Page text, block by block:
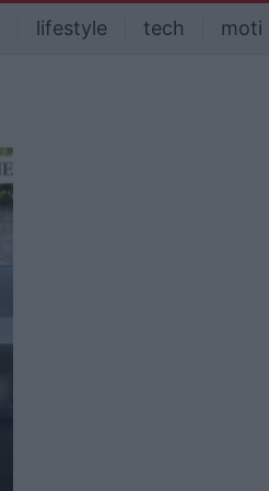
lifestyle tech moti